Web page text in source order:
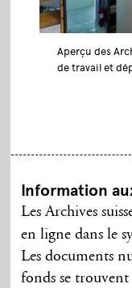
Aperçu des
de travail et
Information
Les Archives
en ligne dans le
Les documents
fonds se trouvent